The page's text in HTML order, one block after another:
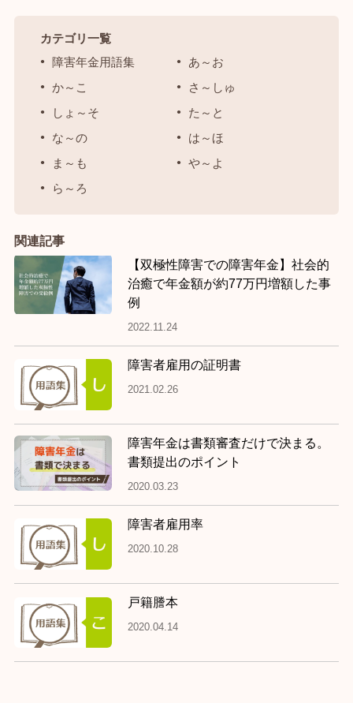
カテゴリ一覧
障害年金用語集
あ～お
か～こ
さ～しゅ
しょ～そ
た～と
な～の
は～ほ
ま～も
や～よ
ら～ろ
関連記事
【双極性障害での障害年金】社会的
治癒で年金額が約77万円増額した事
例
2022.11.24
障害者雇用の証明書
2021.02.26
障害年金は書類審査だけで決まる。
書類提出のポイント
2020.03.23
障害者雇用率
2020.10.28
戸籍謄本
2020.04.14